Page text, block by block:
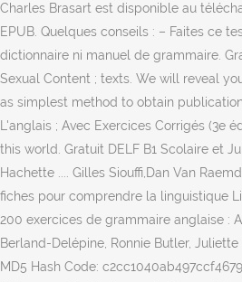
Charles Brasart est disponible au
EPUB. Quelques conseils : – Faites ce
dictionnaire ni manuel de grammaire.
Sexual Content ; texts. We will reveal
as simplest method to obtain
L'anglais ; Avec Exercices Corrigés (3e
this world. Gratuit DELF B1 Scolaire et
Hachette .... Gilles Siouffi,Dan Van
fiches pour comprendre la linguistique
200 exercices de grammaire anglaise :
Berland-Delépine, Ronnie Butler, Juliette
MD5 Hash Code: